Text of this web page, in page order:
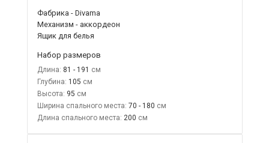
Фабрика - Divama
Механизм - аккордеон
Ящик для белья
Набор размеров
Длина: 81 - 191
Глубина: 105
Высота: 95
Ширина спального места: 70 - 180
Длина спального места: 200